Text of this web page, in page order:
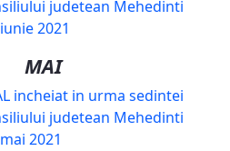
judetean Mehedinti
2021
MAI
incheiat in urma sedintei
judetean Mehedinti
2021